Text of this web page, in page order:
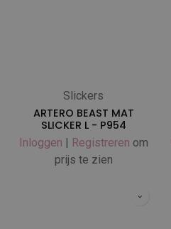
Slickers
ARTERO BEAST MAT
SLICKER L - P954
Inloggen | Registreren om
prijs te zien